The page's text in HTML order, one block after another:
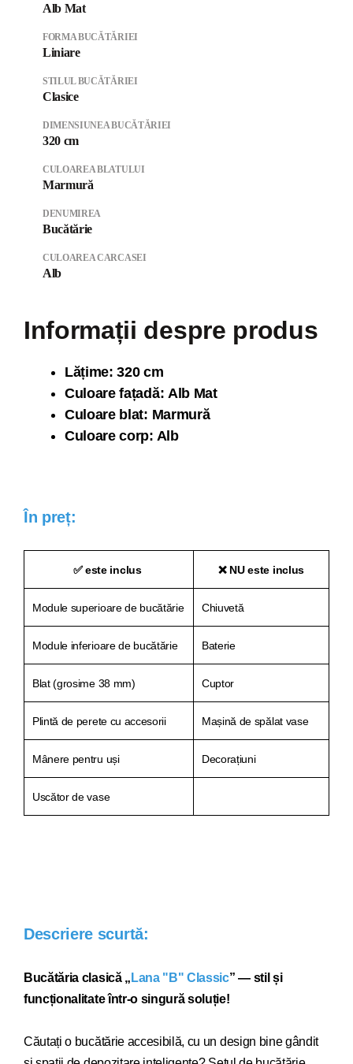
Alb Mat
FORMA BUCĂTĂRIEI
Liniare
STILUL BUCĂTĂRIEI
Clasice
DIMENSIUNEA BUCĂTĂRIEI
320 cm
CULOAREA BLATULUI
Marmură
DENUMIREA
Bucătărie
CULOAREA CARCASEI
Alb
Informații despre produs
Lățime: 320 cm
Culoare fațadă: Alb Mat
Culoare blat: Marmură
Culoare corp: Alb
În preț:
✅ este inclus ❌ NU este inclus
Module superioare de bucătărie Chiuvetă
Module inferioare de bucătărie Baterie
Blat (grosime 38 mm) Cuptor
Plintă de perete cu accesorii Mașină de spălat vase
Mânere pentru uși Decorațiuni
Uscător de vase
Descriere scurtă:
Bucătăria clasică „ Lana "B" Classic” — stil și
funcționalitate într-o singură soluție!
Căutați o bucătărie accesibilă, cu un design bine gândit